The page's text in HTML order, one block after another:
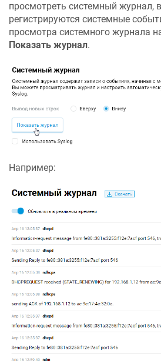
просмотреть системный журнал,
регистрируются системные
просмотра системного журнала
Показать журнал.
Например: